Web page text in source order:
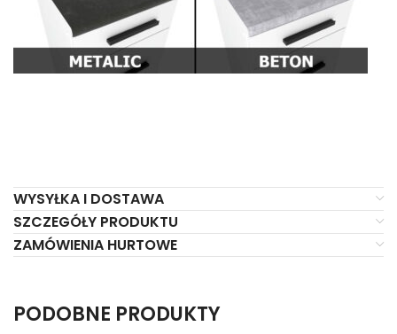
WYSYŁKA I DOSTAWA
SZCZEGÓŁY PRODUKTU
ZAMÓWIENIA HURTOWE
PODOBNE PRODUKTY